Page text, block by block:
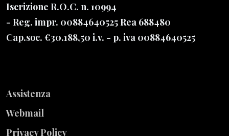
Iscrizione R.O.C. n. 10994
- Reg. impr. 00884640525 Rea 688480
Cap.soc. €30.188,50 i.v. - p. iva 00884640525
Assistenza
Webmail
Privacy Policy